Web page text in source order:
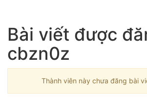
Bài viết được
cbzn0z
Thành viên này chưa đăng bài